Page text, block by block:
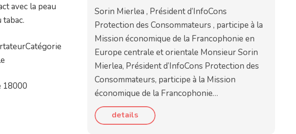
avec la peau
18000
Sorin Mierlea , Président d’InfoCons
Protection des Consommateurs , participe à la
Mission économique de la Francophonie en
Europe centrale et orientale Monsieur Sorin
Mierlea, Président d’InfoCons Protection des
Consommateurs, participe à la Mission
économique de la Francophonie…
details